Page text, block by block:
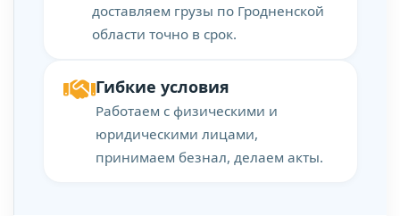
доставляем грузы по Гродненской
области точно в срок.
Гибкие условия
Работаем с физическими и
юридическими лицами,
принимаем безнал, делаем акты.